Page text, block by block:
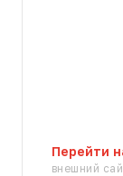
Перейти
внешний